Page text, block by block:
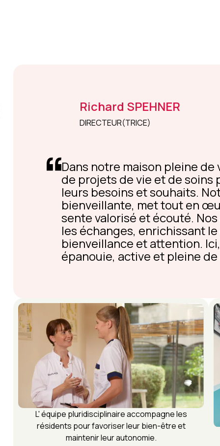
Richard SPEHNER
DIRECTEUR(TRICE)
Dans notre maison pleine
de projets de vie et de
leurs besoins et souhaits.
bienveillante, met tout en
sente valorisé et écouté.
les échanges, enrichissant
bienveillance et attention.
épanouie, active et pleine
L' équipe pluridisciplinaire accompagne les
résidents pour favoriser leur bien-être et
maintenir leur autonomie.